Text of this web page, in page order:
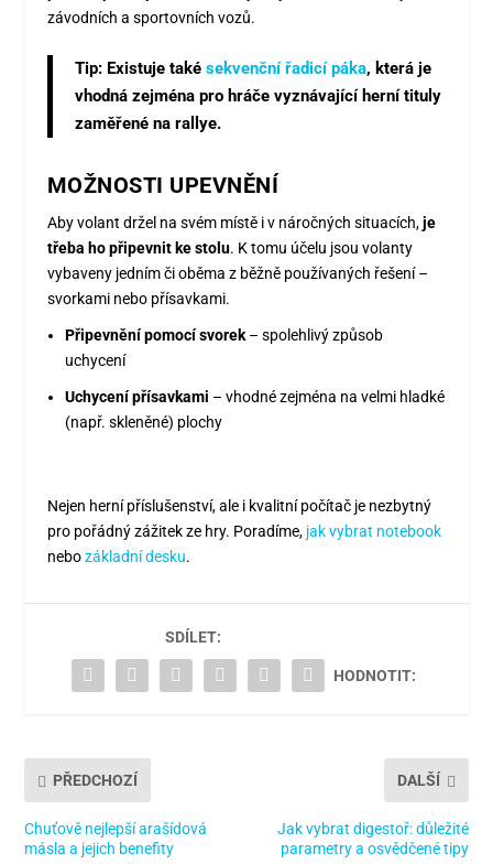
závodních a sportovních vozů.
Tip: Existuje také sekvenční řadicí páka, která je
vhodná zejména pro hráče vyznávající herní tituly
zaměřené na rallye.
MOŽNOSTI UPEVNĚNÍ
Aby volant držel na svém místě i v náročných situacích,je
třeba ho připevnit ke stolu. K tomu účelu jsou volanty
vybaveny jedním či oběma z běžně používaných řešení –
svorkami nebo přísavkami.
Připevnění pomocí svorek– spolehlivý způsob
uchycení
Uchycení přísavkami – vhodné zejména na velmi hladké
(např. skleněné) plochy
Nejen herní příslušenství, ale i kvalitní počítač je nezbytný
pro pořádný zážitek ze hry. Poradíme, jak vybrat notebook
nebozákladní desku.
SDÍLET:
HODNOTIT:
PŘEDCHOZÍ
Chuťově nejlepší arašídová
másla a jejich benefity
DALŠÍ
Jak vybrat digestoř: důležité
parametry a osvědčené tipy